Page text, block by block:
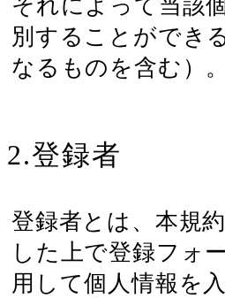
それによって当該
別することができ
なるものを含む）。
2.登録者
登録者とは、本規
した上で登録フォ
用して個人情報を